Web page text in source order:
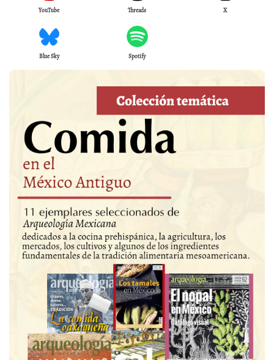
YouTube Threads X
Blue Sky Spotify